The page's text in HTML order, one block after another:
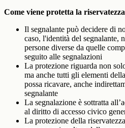
Come viene protetta la
Il segnalante può decidere di
caso, l'identità del segnalante,
persone diverse da quelle
seguito alle segnalazioni
La protezione riguarda non
ma anche tutti gli elementi
possa ricavare, anche
segnalante
La segnalazione è sottratta
al diritto di accesso civico
La protezione della